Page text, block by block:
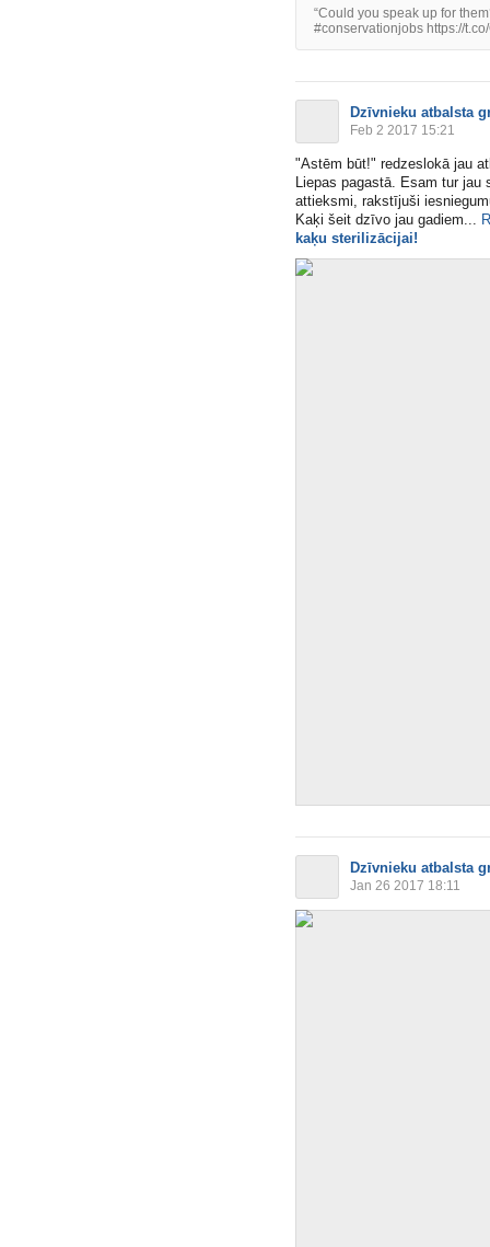
“Could you speak up for
#conservationjobs https://
Dzīvnieku atbalsta
Feb 2 2017 15:21
"Astēm būt!" redzeslokā jau
Liepas pagastā. Esam tur
attieksmi, rakstījuši
Kaķi šeit dzīvo jau gadiem​...
kaķu sterilizācijai!
Dzīvnieku atbalsta
Jan 26 2017 18:11